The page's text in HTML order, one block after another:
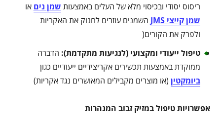
ריסוס יסודי ובכיסוי מלא של העלים באמצעות שמן נים או
שמן קייצי JMS
השמנים עוזרים לחנוק את האקריות
ולפרק את הקורים(
טיפול ייעודי ומקצועי (לנגיעות מתקדמת): הדברה
ממוקדת באמצעות תכשירים אקריצידיים ייעודיים כגון
ביומקטין (או מוצרים מקבילים המאושרים נגד אקריות)
אפשרויות טיפול במזיק זבוב המנהרות